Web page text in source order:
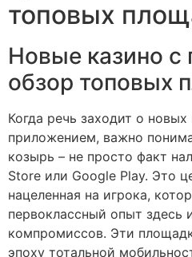
топовых
Новые казино
обзор топовых
Когда речь заходит о
приложением, важно
козырь – не просто факт
Store или Google Play. Это
нацеленная на игрока,
первоклассный опыт здесь
компромиссов. Эти
эпоху тотальной